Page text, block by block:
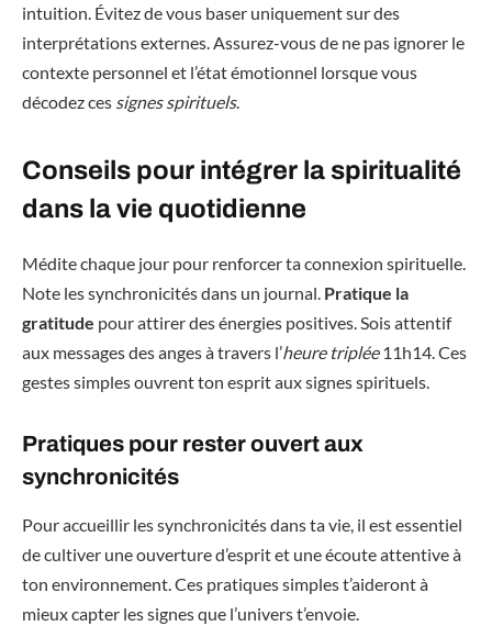
intuition. Évitez de vous baser uniquement sur des
interprétations externes. Assurez-vous de ne pas ignorer le
contexte personnel et l’état émotionnel lorsque vous
décodez ces signes spirituels.
Conseils pour intégrer la spiritualité
dans la vie quotidienne
Médite chaque jour pour renforcer ta connexion spirituelle.
Note les synchronicités dans un journal. Pratique la
gratitude pour attirer des énergies positives. Sois attentif
aux messages des anges à travers l’heure triplée11h14. Ces
gestes simples ouvrent ton esprit aux signes spirituels.
Pratiques pour rester ouvert aux
synchronicités
Pour accueillir les synchronicités dans ta vie, il est essentiel
de cultiver une ouverture d’esprit et une écoute attentive à
ton environnement. Ces pratiques simples t’aideront à
mieux capter les signes que l’univers t’envoie.